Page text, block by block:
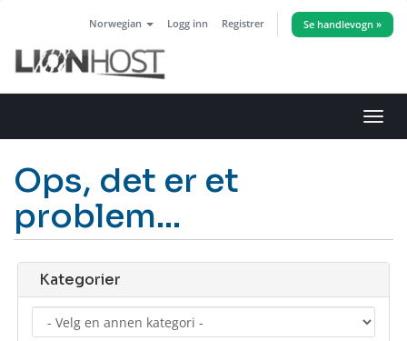
Norwegian Logg inn Registrer Se handlevogn »
Bytt
Ops, det er et
problem...
Kategorier